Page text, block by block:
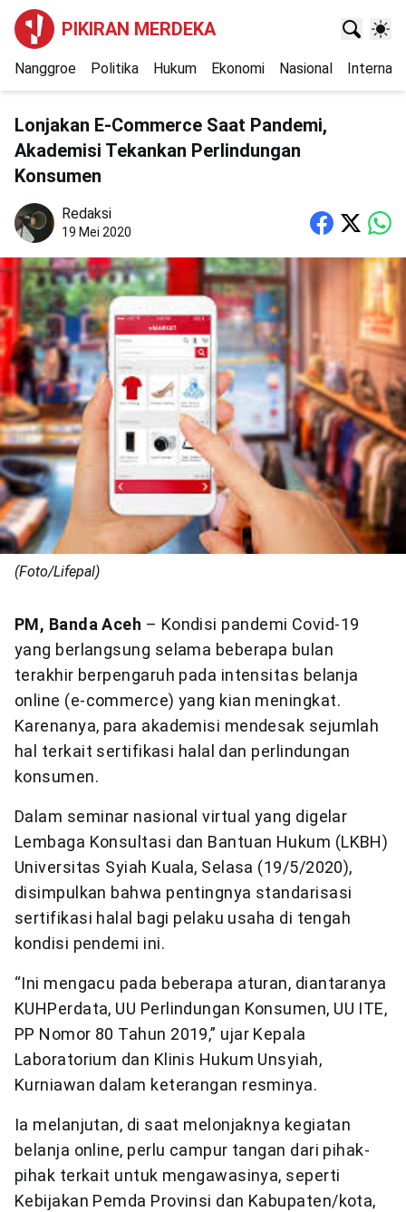
PIKIRAN MERDEKA
Nanggroe Politika Hukum Ekonomi Nasional
Lonjakan E-Commerce Saat Pandemi,
Akademisi Tekankan Perlindungan
Konsumen
Redaksi
19 Mei 2020
(Foto/Lifepal)
PM, Banda Aceh – Kondisi pandemi Covid-19
yang berlangsung selama beberapa bulan
terakhir berpengaruh pada intensitas belanja
online (e-commerce) yang kian meningkat.
Karenanya, para akademisi mendesak sejumlah
hal terkait sertifikasi halal dan perlindungan
konsumen.
Dalam seminar nasional virtual yang digelar
Lembaga Konsultasi dan Bantuan Hukum (LKBH)
Universitas Syiah Kuala, Selasa (19/5/2020),
disimpulkan bahwa pentingnya standarisasi
sertifikasi halal bagi pelaku usaha di tengah
kondisi pendemi ini.
“Ini mengacu pada beberapa aturan, diantaranya
KUHPerdata, UU Perlindungan Konsumen, UU ITE,
PP Nomor 80 Tahun 2019,” ujar Kepala
Laboratorium dan Klinis Hukum Unsyiah,
Kurniawan dalam keterangan resminya.
Ia melanjutan, di saat melonjaknya kegiatan
belanja online, perlu campur tangan dari pihak-
pihak terkait untuk mengawasinya, seperti
Kebijakan Pemda Provinsi dan Kabupaten/kota,